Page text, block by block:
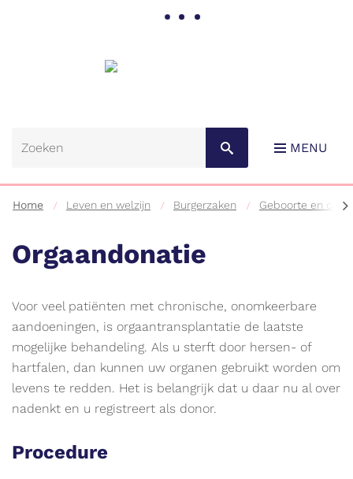
Naar
content
MENU
Home Leven en welzijn Burgerzaken Geboorte en
Orgaandonatie
Voor veel patiënten met chronische, onomkeerbare
aandoeningen, is orgaantransplantatie de laatste
mogelijke behandeling. Als u sterft door hersen- of
hartfalen, dan kunnen uw organen gebruikt worden om
levens te redden. Het is belangrijk dat u daar nu al over
nadenkt en u registreert als donor.
Procedure